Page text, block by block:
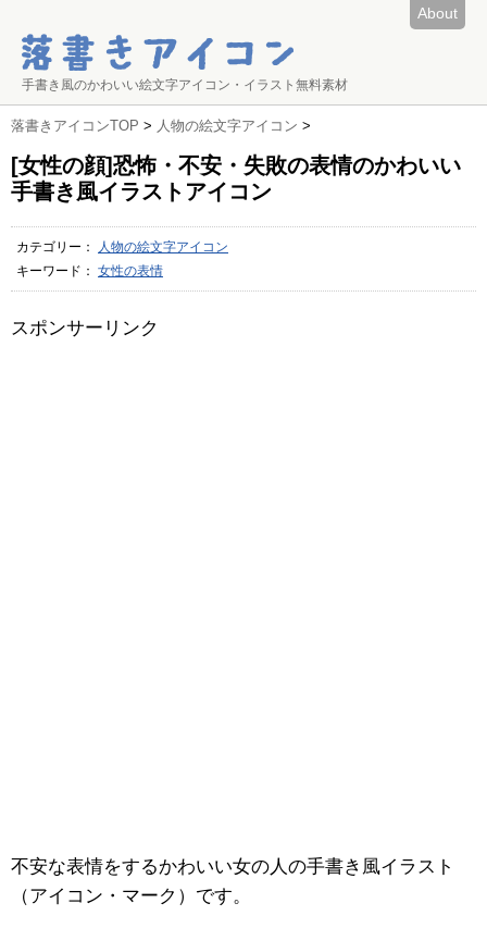
About
手書き風のかわいい絵文字アイコン・イラスト無料素材
落書きアイコンTOP > 人物の絵文字アイコン >
[女性の顔]恐怖・不安・失敗の表情のかわいい
手書き風イラストアイコン
カテゴリー：
人物の絵文字アイコン
キーワード： 女性の表情
スポンサーリンク
不安な表情をするかわいい女の人の手書き風イラスト
（アイコン・マーク）です。